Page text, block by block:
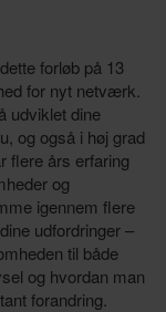
forløb på 13
for nyt netværk.
udviklet dine
og også i høj grad
flere års erfaring
og
igennem flere
udfordringer –
til både
og hvordan man
forandring.